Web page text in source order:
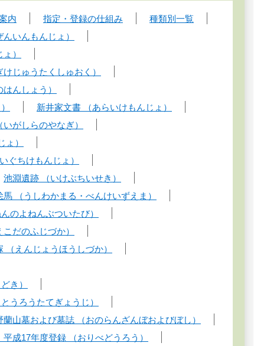
内 指定・登録の仕組み
種類別一覧
いんもんじょ）
）
じゅうたくしゅおく）
んしょう）
新井家文書 （あらいけもんじょ）
がしらのやなぎ）
）
ちけもんじょ）
池淵遺跡 （いけぶちいせき）
（うしわかまる・べんけいずえま）
のよねんぶついたび）
だのふじづか）
（えんじょうほうしづか）
き）
うろうたてぎょうじ）
蘭山墓および墓誌 （おのらんざんぼおよびぼし）
成17年度登録 （おりべどうろう）